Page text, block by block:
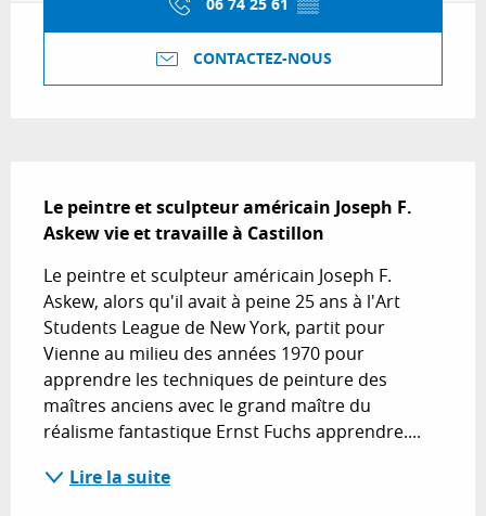
CONTACTEZ-NOUS
Le peintre et sculpteur américain Joseph F.
Askew vie et travaille à Castillon
Le peintre et sculpteur américain Joseph F.
Askew, alors qu'il avait à peine 25 ans à l'Art
Students League de New York, partit pour
Vienne au milieu des années 1970 pour
apprendre les techniques de peinture des
maîtres anciens avec le grand maître du
réalisme fantastique Ernst Fuchs apprendre....
Lire la suite